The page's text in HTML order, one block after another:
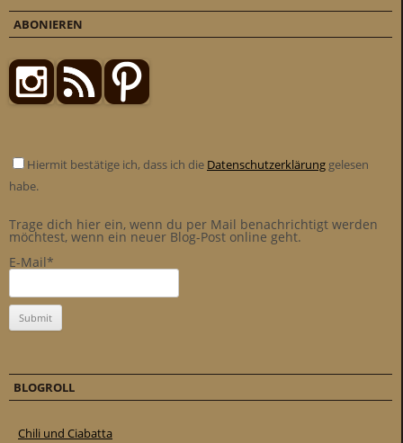
ABONIEREN
Hiermit bestätige ich, dass ich die Datenschutzerklärung gelesen
habe.
Trage dich hier ein, wenn du per Mail benachrichtigt werden
möchtest, wenn ein neuer Blog-Post online geht.
E-Mail*
BLOGROLL
Chili und Ciabatta